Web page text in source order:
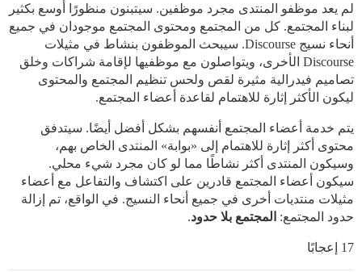
لم يعد موظفو المنتدى مجرد موظفين. سيتبنون منظورًا أوسع بكثير
لبناء المجتمع. كل من المجتمع ومحتوى المجتمع موجودان في جميع
أنحاء نسيج Discourse. سيبحث الموظفون بنشاط في مثيلات
Discourse الأخرى، ويتواصلون مع موظفيها لإقامة شراكات وخلق
تصاميم فيدرالية مثيرة لقص ولحس تنظيم المجتمع والمحتوى
ليكون الأكثر إثارة للاهتمام لقاعدة أعضاء المجتمع.
يتم خدمة أعضاء المجتمع أنفسهم بشكل أفضل أيضًا. سيتدفق
محتوى أكثر إثارة للاهتمام إلى «بوابة» المنتدى الخاص بهم،
وسيكون المنتدى أكثر نشاطًا مما لو كان مجرد شيء محلي.
سيكون أعضاء المجتمع قادرين على اكتشاف والتفاعل مع أعضاء
مثيلات منتديات أخرى في جميع أنحاء النسيج. في الواقع، تم إزالة
حدود المجتمع: المجتمع بلا حدود.
17 إعجابًا